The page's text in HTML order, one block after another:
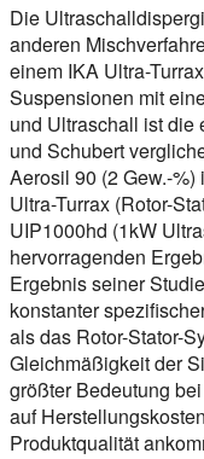
Die
anderen
einem IKA Ultra-
Suspensionen mit
und Ultraschall ist die
und Schubert
Aerosil 90 (2 Gew.-
Ultra-Turrax (Rotor-
UIP1000hd (1kW
hervorragenden
Ergebnis seiner
konstanter
als das Rotor-Stator-
Gleichmäßigkeit der
größter Bedeutung
auf
Produktqualität